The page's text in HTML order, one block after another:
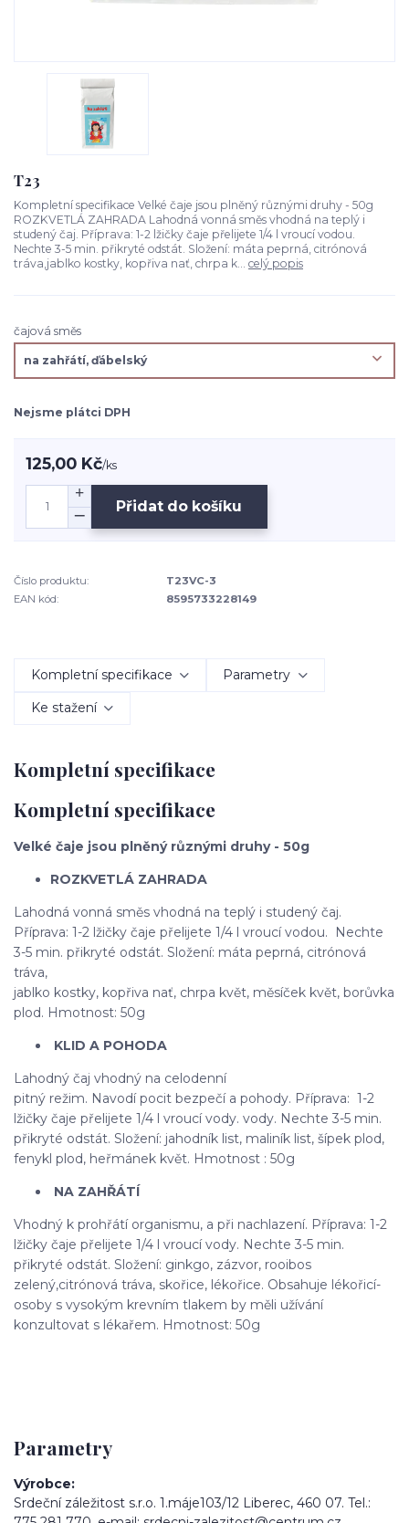
T23
Kompletní specifikace Velké čaje jsou plněný různými druhy - 50g
ROZKVETLÁ ZAHRADA Lahodná vonná směs vhodná na teplý i
studený čaj. Příprava: 1-2 lžičky čaje přelijete 1/4 l vroucí vodou.
Nechte 3-5 min. přikryté odstát. Složení: máta peprná, citrónová
tráva,jablko kostky, kopřiva nať, chrpa k... celý popis
čajová směs
Nejsme plátci DPH
125,00 Kč/ks
Přidat do košíku
Číslo produktu:
T23VC-3
EAN kód:
8595733228149
Kompletní specifikace Parametry
Ke stažení
Kompletní specifikace
Kompletní specifikace
Velké čaje jsou plněný různými druhy - 50g
ROZKVETLÁ ZAHRADA
Lahodná vonná směs vhodná na teplý i studený čaj.
Příprava: 1-2 lžičky čaje přelijete 1/4 l vroucí vodou. Nechte
3-5 min. přikryté odstát. Složení: máta peprná, citrónová
tráva,
jablko kostky, kopřiva nať, chrpa květ, měsíček květ, borůvka
plod. Hmotnost: 50g
KLID A POHODA
Lahodný čaj vhodný na celodenní
pitný režim. Navodí pocit bezpečí a pohody. Příprava: 1-2
lžičky čaje přelijete 1/4 l vroucí vody. vody. Nechte 3-5 min.
přikryté odstát. Složení: jahodník list, maliník list, šípek plod,
fenykl plod, heřmánek květ. Hmotnost : 50g
NA ZAHŘÁTÍ
Vhodný k prohřátí organismu, a při nachlazení. Příprava: 1-2
lžičky čaje přelijete 1/4 l vroucí vody. Nechte 3-5 min.
přikryté odstát. Složení: ginkgo, zázvor, rooibos
zelený,citrónová tráva, skořice, lékořice. Obsahuje lékořicí-
osoby s vysokým krevním tlakem by měli užívání
konzultovat s lékařem. Hmotnost: 50g
Parametry
Výrobce
Srdeční záležitost s.r.o. 1.máje103/12 Liberec, 460 07. Tel.: